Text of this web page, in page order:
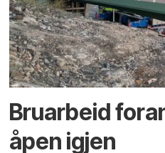
Bruarbeid
åpen igjen